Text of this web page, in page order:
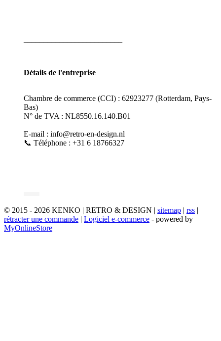
Détails de l'entreprise
Chambre de commerce (CCI) : 62923277 (Rotterdam, Pays-
Bas)
N° de TVA : NL8550.16.140.B01
E-mail : info@retro-en-design.nl
📞 Téléphone : +31 6 18766327
© 2015 - 2026 KENKO | RETRO & DESIGN | sitemap | rss |
rétracter une commande | Logiciel e-commerce - powered by
MyOnlineStore